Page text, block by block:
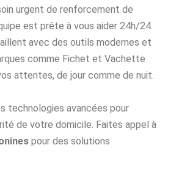
urgent de renforcement de
est prête à vous aider 24h/24.
avec des outils modernes et
comme Fichet et Vachette
attentes, de jour comme de nuit.
technologies avancées pour
de votre domicile. Faites appel à
pour des solutions